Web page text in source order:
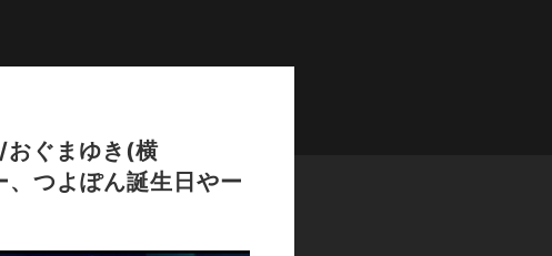
おぐまゆき(横
つよぽん誕生日やー